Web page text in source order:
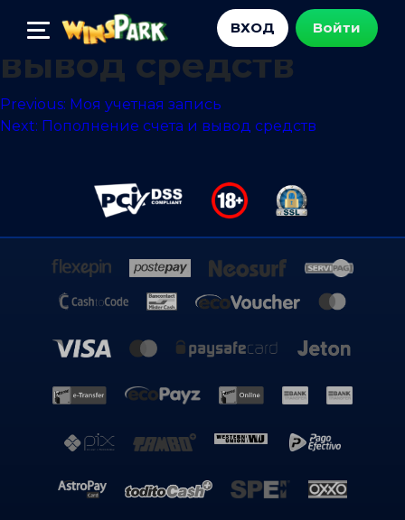
ВХОД Войти
Пополнение счета и
вывод средств
Навигация
записям
Previous: Моя учетная запись
Next: Пополнение счета и вывод средств